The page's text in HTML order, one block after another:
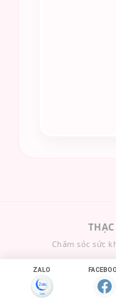
Chăm sóc sức
ZALO